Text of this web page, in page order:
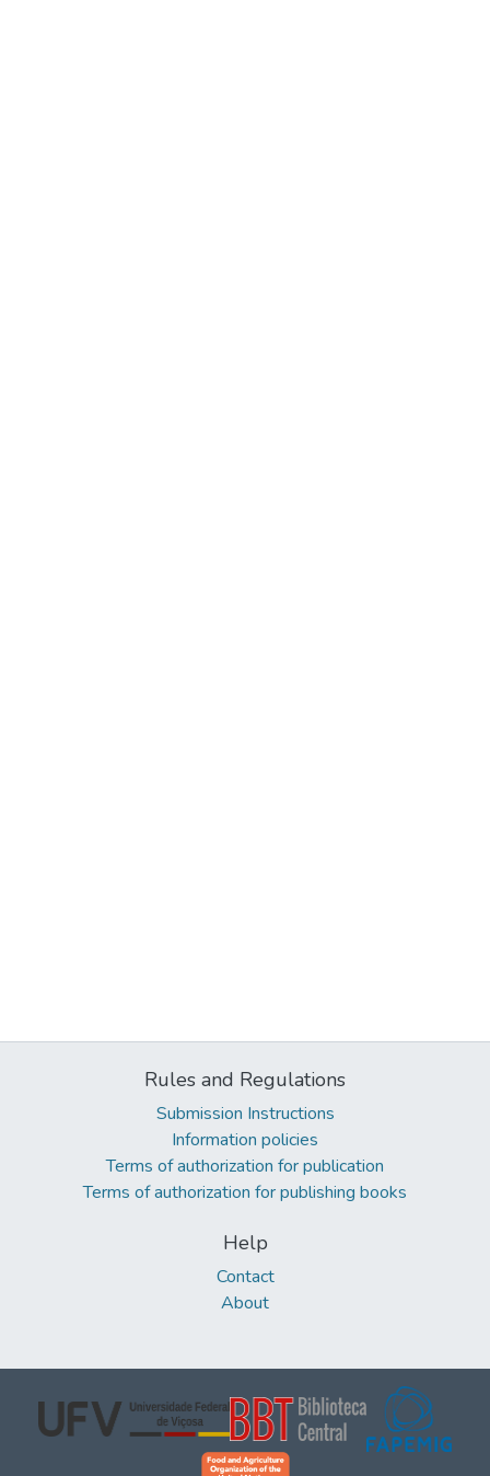
Rules and Regulations
Submission Instructions
Information policies
Terms of authorization for publication
Terms of authorization for publishing books
Help
Contact
About